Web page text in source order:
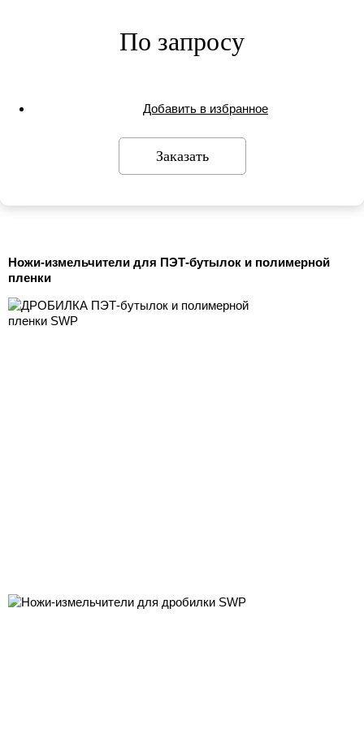
По запросу
Добавить в избранное
Заказать
Ножи-измельчители для ПЭТ-бутылок и полимерной
пленки